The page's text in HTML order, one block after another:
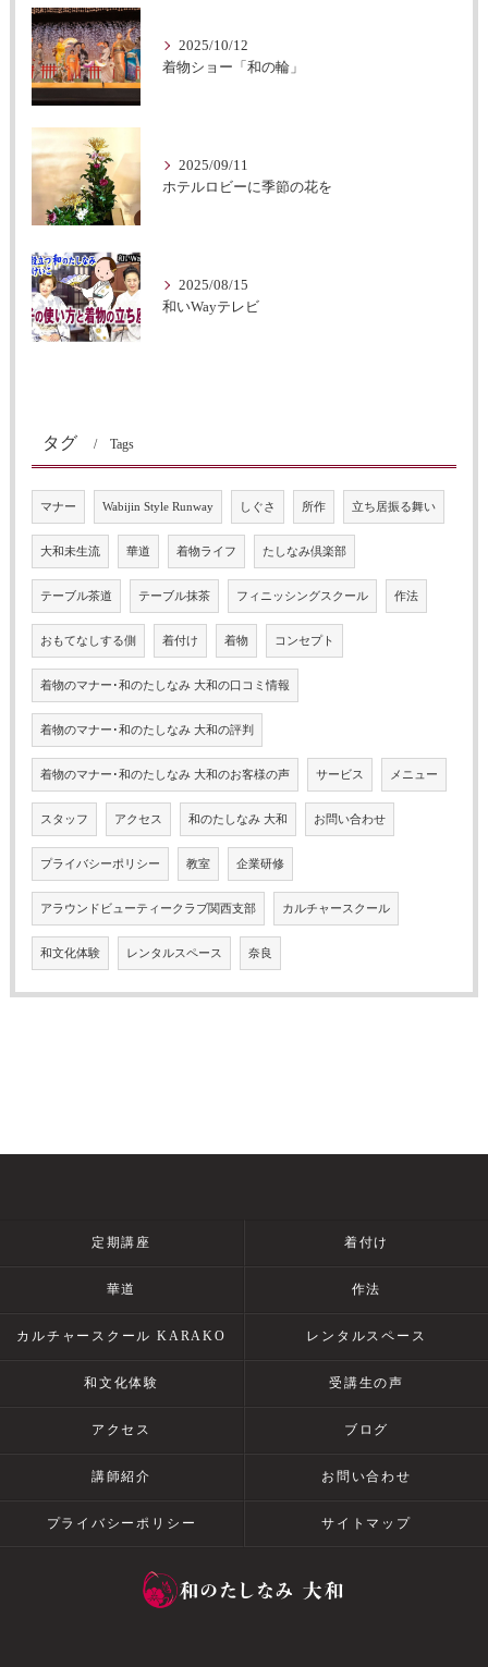
2025/10/12
着物ショー「和の輪」
2025/09/11
ホテルロビーに季節の花を
2025/08/15
和いWayテレビ
タグ Tags
マナー Wabijin Style Runway しぐさ 所作 立ち居振る舞い
大和未生流 華道 着物ライフ たしなみ倶楽部
テーブル茶道 テーブル抹茶 フィニッシングスクール 作法
おもてなしする側 着付け 着物 コンセプト
着物のマナー･和のたしなみ 大和の口コミ情報
着物のマナー･和のたしなみ 大和の評判
着物のマナー･和のたしなみ 大和のお客様の声 サービス メニュー
スタッフ アクセス 和のたしなみ 大和 お問い合わせ
プライバシーポリシー 教室 企業研修
アラウンドビューティークラブ関西支部 カルチャースクール
和文化体験 レンタルスペース 奈良
定期講座 着付け
華道 作法
カルチャースクール KARAKO レンタルスペース
和文化体験 受講生の声
アクセス ブログ
講師紹介 お問い合わせ
プライバシーポリシー サイトマップ